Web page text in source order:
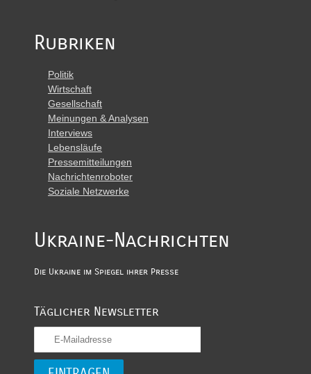
Rubriken
Politik
Wirtschaft
Gesellschaft
Meinungen & Analysen
Interviews
Lebensläufe
Pressemitteilungen
Nachrichtenroboter
Soziale Netzwerke
Ukraine-Nachrichten
Die Ukraine im Spiegel ihrer Presse
Täglicher Newsletter